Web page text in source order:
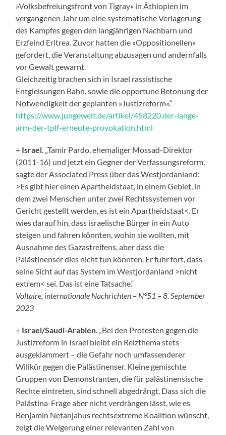
»Volksbefreiungsfront von Tigray« in Äthiopien im
vergangenen Jahr um eine systematische Verlagerung
des Kampfes gegen den langjährigen Nachbarn und
Erzfeind Eritrea. Zuvor hatten die »Oppositionellen«
gefordert, die Veranstaltung abzusagen und andernfalls
vor Gewalt gewarnt.
Gleichzeitig brachen sich in Israel rassistische
Entgleisungen Bahn, sowie die opportune Betonung der
Notwendigkeit der geplanten »Justizreform«.“
https://www.jungewelt.de/artikel/458220.der-lange-
arm-der-tplf-erneute-provokation.html
+ Israel . „Tamir Pardo, ehemaliger Mossad-Direktor
(2011-16) und jetzt ein Gegner der Verfassungsreform,
sagte der Associated Press über das Westjordanland:
>Es gibt hier einen Apartheidstaat, in einem Gebiet, in
dem zwei Menschen unter zwei Rechtssystemen vor
Gericht gestellt werden, es ist ein Apartheidstaat<. Er
wies darauf hin, dass israelische Bürger in ein Auto
steigen und fahren könnten, wohin sie wollten, mit
Ausnahme des Gazastreifens, aber dass die
Palästinenser dies nicht tun könnten. Er fuhr fort, dass
seine Sicht auf das System im Westjordanland >nicht
extrem< sei. Das ist eine Tatsache.“
Voltaire, internationale Nachrichten – N°51 – 8. September
2023
+ Israel/Saudi-Arabien . „Bei den Protesten gegen die
Justizreform in Israel bleibt ein Reizthema stets
ausgeklammert – die Gefahr noch umfassenderer
Willkür gegen die Palästinenser. Kleine gemischte
Gruppen von Demonstranten, die für palästinensische
Rechte eintreten, sind schnell abgedrängt. Dass sich die
Palästina-Frage aber nicht verdrängen lässt, wie es
Benjamin Netanjahus rechtsextreme Koalition wünscht,
zeigt die Weigerung einer relevanten Zahl von